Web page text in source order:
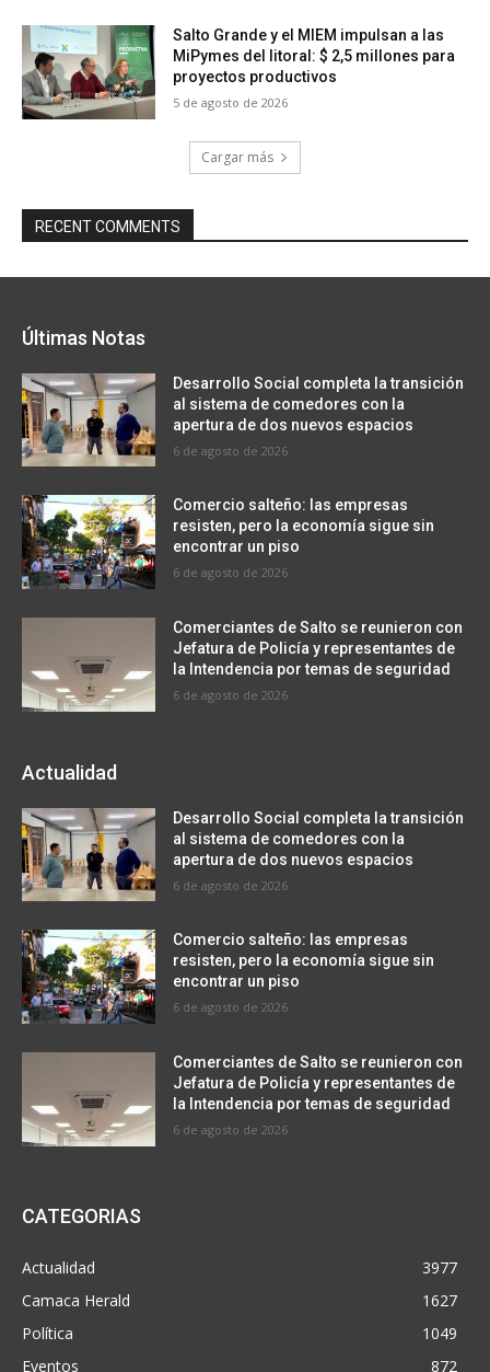
Salto Grande y el MIEM impulsan a las
MiPymes del litoral: $ 2,5 millones para
proyectos productivos
5 de agosto de 2026
Cargar más
RECENT COMMENTS
Últimas Notas
Desarrollo Social completa la transición
al sistema de comedores con la
apertura de dos nuevos espacios
6 de agosto de 2026
Comercio salteño: las empresas
resisten, pero la economía sigue sin
encontrar un piso
6 de agosto de 2026
Comerciantes de Salto se reunieron con
Jefatura de Policía y representantes de
la Intendencia por temas de seguridad
6 de agosto de 2026
Actualidad
Desarrollo Social completa la transición
al sistema de comedores con la
apertura de dos nuevos espacios
6 de agosto de 2026
Comercio salteño: las empresas
resisten, pero la economía sigue sin
encontrar un piso
6 de agosto de 2026
Comerciantes de Salto se reunieron con
Jefatura de Policía y representantes de
la Intendencia por temas de seguridad
6 de agosto de 2026
CATEGORIAS
Actualidad
3977
Camaca Herald
1627
Política
1049
Eventos
872